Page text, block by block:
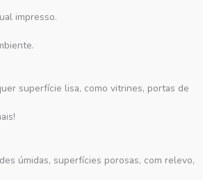
impresso.
superfície lisa, como vitrines, portas de
úmidas, superfícies porosas, com relevo,